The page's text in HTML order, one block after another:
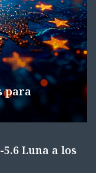
para
5.6 Luna a los